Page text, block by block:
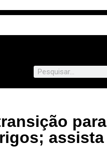
para
assista